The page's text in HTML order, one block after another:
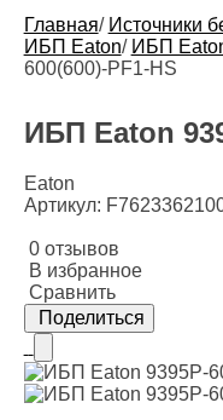
Главная/ Источники
ИБП Eaton/ ИБП
600(600)-PF1-HS
ИБП Eaton
Eaton
Артикул:
0 отзывов
В избранное
Сравнить
Поделиться